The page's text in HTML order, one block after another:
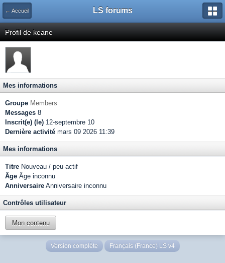
← Accueil LS forums
Profil de keane
Mes informations
Groupe Members
Messages 8
Inscrit(e) (le) 12-septembre 10
Dernière activité mars 09 2026 11:39
Mes informations
Titre Nouveau / peu actif
Âge Âge inconnu
Anniversaire Anniversaire inconnu
Contrôles utilisateur
Mon contenu
Version complète Français (France) LS v4